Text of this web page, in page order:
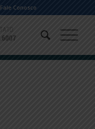
Fale Conosco